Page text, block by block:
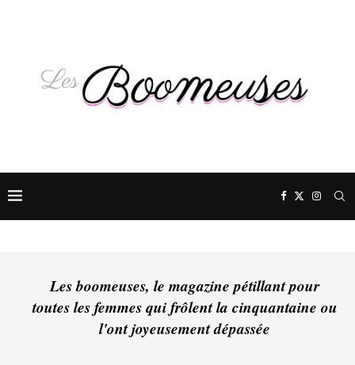
Les boomeuses, le magazine pétillant pour
toutes les femmes qui frôlent la cinquantaine ou
l'ont joyeusement dépassée